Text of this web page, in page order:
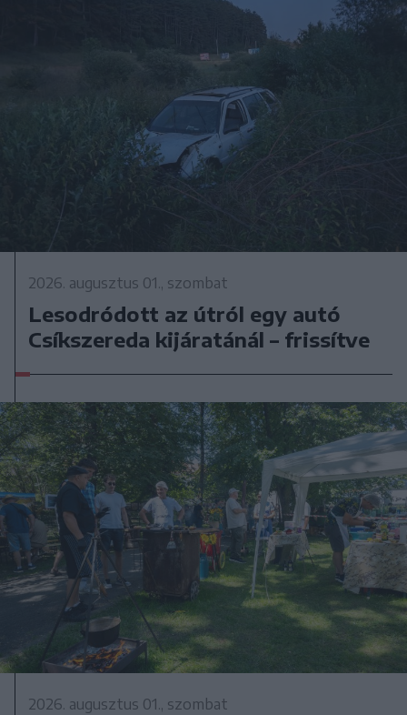
2026. augusztus 01., szombat
Lesodródott az útról egy autó
Csíkszereda kijáratánál – frissítve
2026. augusztus 01., szombat